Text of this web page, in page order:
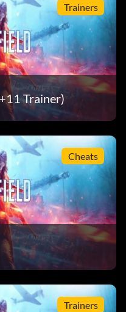
Trainers
Trainer)
Cheats
Trainers